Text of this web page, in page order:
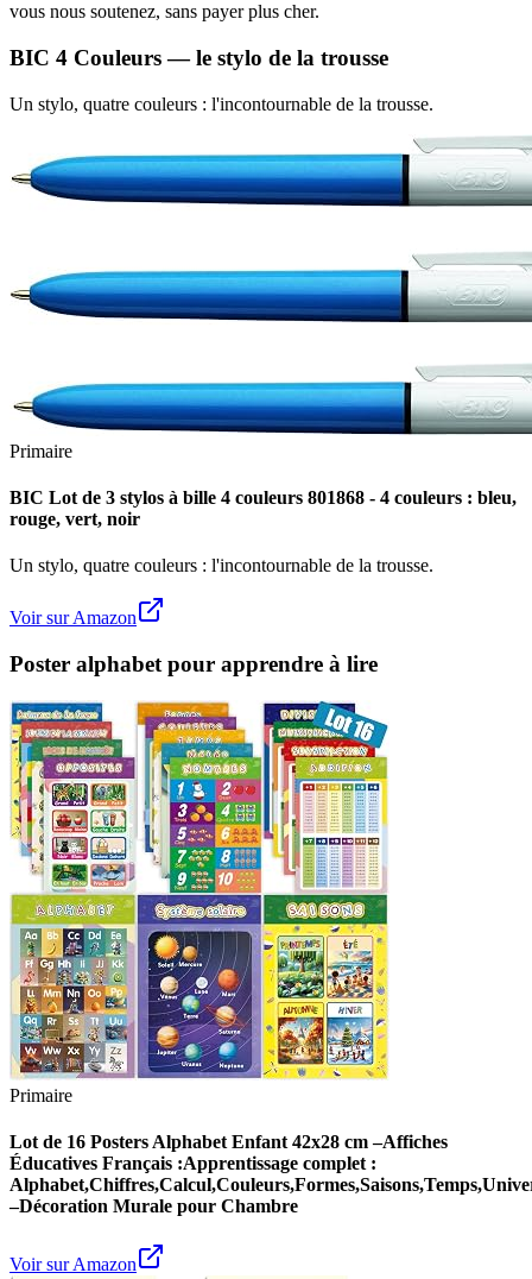
vous nous soutenez, sans payer plus cher.
BIC 4 Couleurs — le stylo de la trousse
Un stylo, quatre couleurs : l'incontournable de la trousse.
Primaire
BIC Lot de 3 stylos à bille 4 couleurs 801868 - 4 couleurs : bleu,
rouge, vert, noir
Un stylo, quatre couleurs : l'incontournable de la trousse.
Voir sur Amazon
Poster alphabet pour apprendre à lire
Primaire
Lot de 16 Posters Alphabet Enfant 42x28 cm –Affiches
Éducatives Français :Apprentissage complet :
–Décoration Murale pour Chambre
Voir sur Amazon